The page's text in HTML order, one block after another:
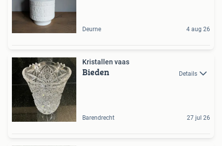
Deurne 4 aug 26
Kristallen vaas
Bieden Details
Barendrecht 27 jul 26